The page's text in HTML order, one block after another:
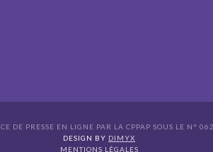
DE PRESSE EN LIGNE PAR LA CPPAP SOUS LE N°
DESIGN BY DIMYX
MENTIONS LÉGALES